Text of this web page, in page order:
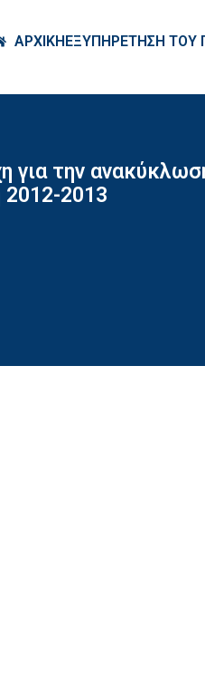
ΑΡΧΙΚΗΕΞΥΠΗΡΕΤΗΣΗ ΤΟΥ
για την
2012-2013